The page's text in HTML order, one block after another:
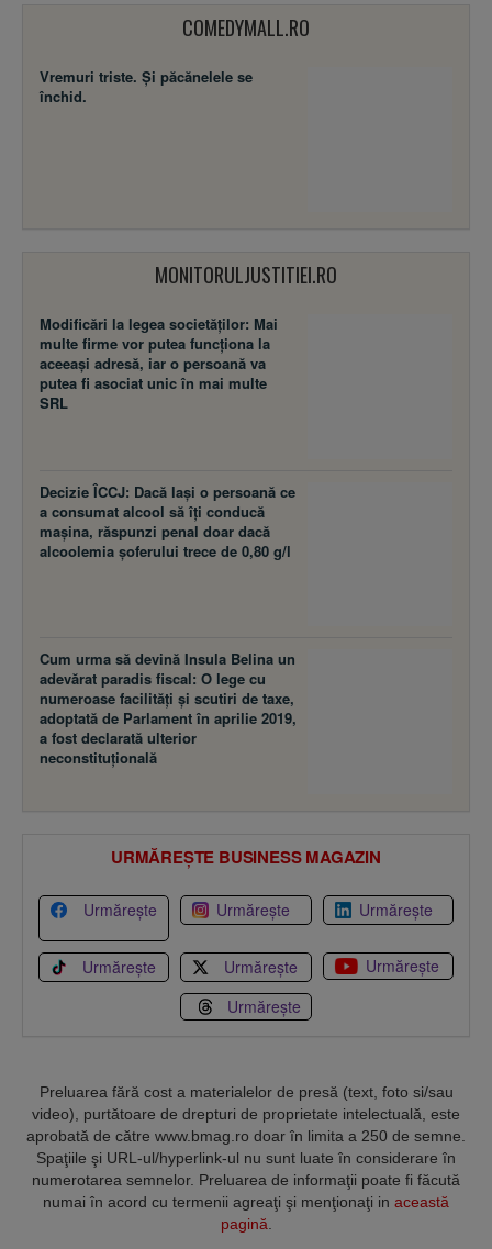
COMEDYMALL.RO
Vremuri triste. Şi păcănelele se
închid.
MONITORULJUSTITIEI.RO
Modificări la legea societăţilor: Mai
multe firme vor putea funcţiona la
aceeaşi adresă, iar o persoană va
putea fi asociat unic în mai multe
SRL
Decizie ÎCCJ: Dacă laşi o persoană ce
a consumat alcool să îţi conducă
maşina, răspunzi penal doar dacă
alcoolemia şoferului trece de 0,80 g/l
Cum urma să devină Insula Belina un
adevărat paradis fiscal: O lege cu
numeroase facilităţi şi scutiri de taxe,
adoptată de Parlament în aprilie 2019,
a fost declarată ulterior
neconstituţională
URMĂREȘTE BUSINESS MAGAZIN
Urmărește Urmărește Urmărește
Urmărește Urmărește
Urmărește
Urmărește
Preluarea fără cost a materialelor de presă (text, foto si/sau
video), purtătoare de drepturi de proprietate intelectuală, este
aprobată de către www.bmag.ro doar în limita a 250 de semne.
Spaţiile şi URL-ul/hyperlink-ul nu sunt luate în considerare în
numerotarea semnelor. Preluarea de informaţii poate fi făcută
numai în acord cu termenii agreaţi şi menţionaţi in această
pagină